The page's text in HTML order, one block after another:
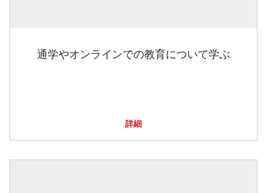
通学やオンラインでの教育について学ぶ
詳細